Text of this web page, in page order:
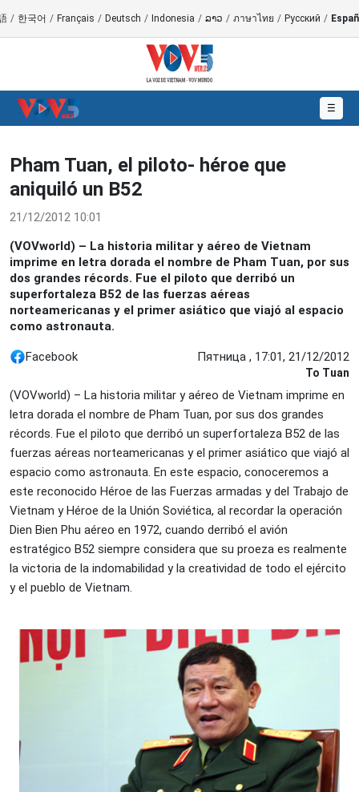
/ 한국어 / Français / Deutsch / Indonesia / ລາວ / ภาษาไทย / Русский /
☰
Pham Tuan, el piloto- héroe que
aniquiló un B52
21/12/2012 10:01
(VOVworld) – La historia militar y aéreo de Vietnam
imprime en letra dorada el nombre de Pham Tuan, por sus
dos grandes récords. Fue el piloto que derribó un
superfortaleza B52 de las fuerzas aéreas
norteamericanas y el primer asiático que viajó al espacio
como astronauta.
Facebook Пятница , 17:01, 21/12/2012
To Tuan
(VOVworld) – La historia militar y aéreo de Vietnam imprime en
letra dorada el nombre de Pham Tuan, por sus dos grandes
récords. Fue el piloto que derribó un superfortaleza B52 de las
fuerzas aéreas norteamericanas y el primer asiático que viajó al
espacio como astronauta. En este espacio, conoceremos a
este reconocido Héroe de las Fuerzas armadas y del Trabajo de
Vietnam y Héroe de la Unión Soviética, al recordar la operación
Dien Bien Phu aéreo en 1972, cuando derribó el avión
estratégico B52 siempre considera que su proeza es realmente
la victoria de la indomabilidad y la creatividad de todo el ejército
y el pueblo de Vietnam.